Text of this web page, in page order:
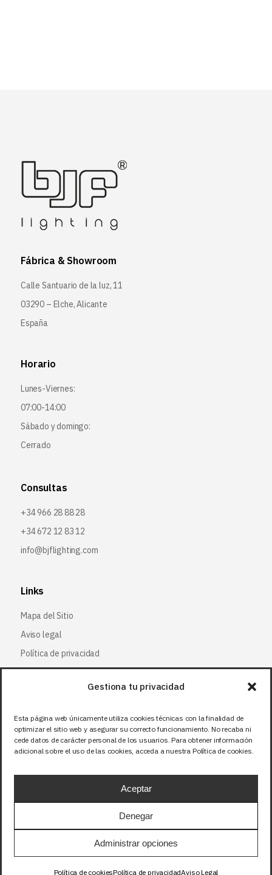
Gestiona tu privacidad
Esta página web únicamente utiliza cookies técnicas con la finalidad de
optimizar el sitio web y asegurar su correcto funcionamiento. No recaba ni
cede datos de carácter personal de los usuarios. Para obtener información
adicional sobre el uso de las cookies, acceda a nuestra Política de cookies.
Aceptar
Denegar
Administrar opciones
Política de cookiesPolítica de privacidadAviso Legal
Fábrica & Showroom
Calle Santuario de la luz, 11
03290 – Elche, Alicante
España
Horario
Lunes-Viernes:
07:00-14:00
Sábado y domingo:
Cerrado
Consultas
+34 966 28 88 28
+34 672 12 83 12
info@bjflighting.com
Links
Mapa del Sitio
Aviso legal
Política de privacidad
Política de cookies
Síguenos
Facebook
X (Twitter)
Instagram
Precios sin IVA (21%). Tasa RAEE incluida en
aquellos productos que corresponda.